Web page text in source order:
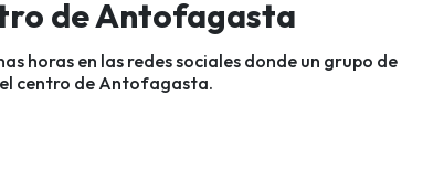
de Antofagasta
horas en las redes sociales donde un grupo de
centro de Antofagasta.